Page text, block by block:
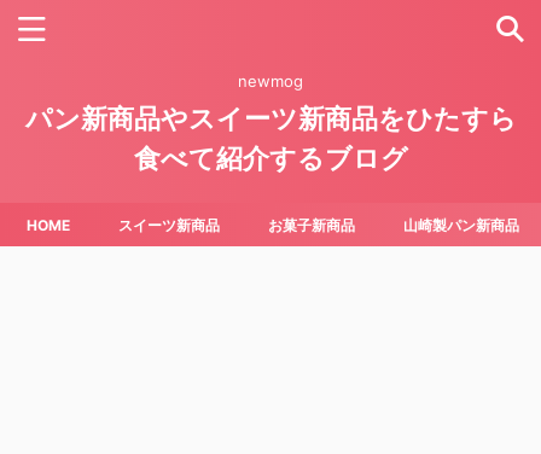
newmog
パン新商品やスイーツ新商品をひたすら
食べて紹介するブログ
HOME スイーツ新商品 お菓子新商品 山崎製パン新商品